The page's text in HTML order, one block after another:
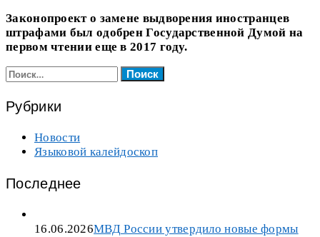
Законопроект о замене выдворения иностранцев
штрафами был одобрен Государственной Думой на
первом чтении еще в 2017 году.
Найти:
Рубрики
Новости
Языковой калейдоскоп
Последнее
16.06.2026МВД России утвердило новые формы